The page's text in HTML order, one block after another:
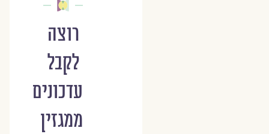
רוצה
לקבל
עדכונים
ממגזין